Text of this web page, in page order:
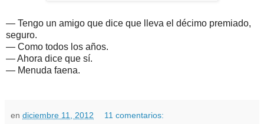
— Tengo un amigo que dice que lleva el décimo premiado,
seguro.
— Como todos los años.
— Ahora dice que sí.
— Menuda faena.
en diciembre 11, 2012 11 comentarios: